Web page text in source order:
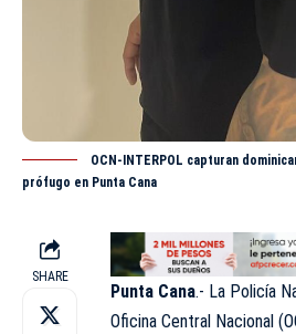
OCN-INTERPOL capturan
prófugo en Punta Cana
SHARE
Punta Cana.- La Policía
Oficina Central Nacional